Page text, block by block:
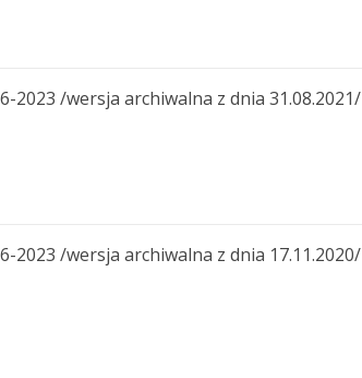
2023 /wersja archiwalna z dnia 31.08.2021/
2023 /wersja archiwalna z dnia 17.11.2020/